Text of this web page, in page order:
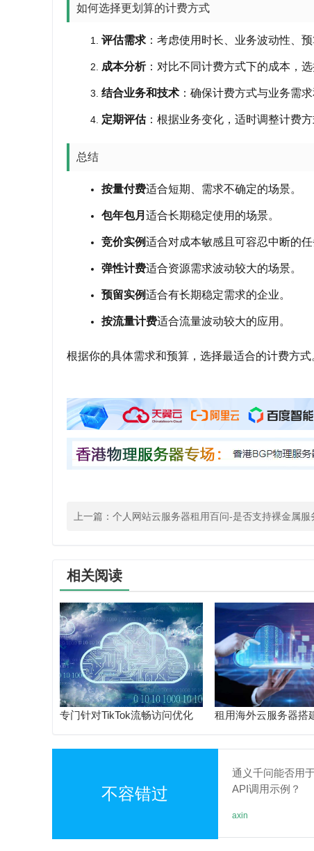
如何选择更划算的计费方式
评估需求：考虑使用时长、业务波动性、
成本分析：对比不同计费方式下的成本，
结合业务和技术：确保计费方式与业务需
定期评估：根据业务变化，适时调整计费
总结
按量付费适合短期、需求不确定的场景。
包年包月 适合长期稳定使用的场景。
竞价实例适合对成本敏感且可容忍中断的任
弹性计费适合资源需求波动较大的场景。
预留实例适合有长期稳定需求的企业。
按流量计费适合流量波动较大的应用。
根据你的具体需求和预算，选择最适合的计费方式
上一篇： 个人网站云服务器租用百问-是否支持裸金属服
相关阅读
专门针对TikTok流畅访问优化
Reality 一键部署 + 完整配置模
租用海外云服务器搭
能访问更流畅？
不容错过
通义千问能否用
API调用示例？
axin